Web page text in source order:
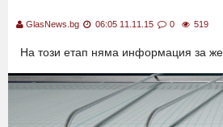
GlasNews.bg 06:05 11.11.15 0 519
На този етап няма информация за